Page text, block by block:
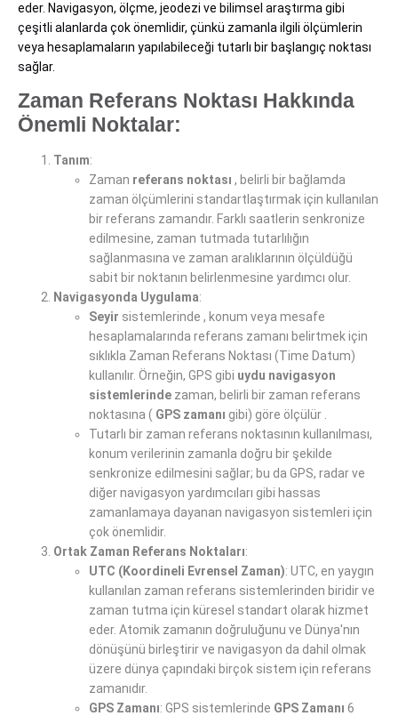
eder. Navigasyon, ölçme, jeodezi ve bilimsel araştırma gibi
çeşitli alanlarda çok önemlidir, çünkü zamanla ilgili ölçümlerin
veya hesaplamaların yapılabileceği tutarlı bir başlangıç ​​noktası
sağlar.
Zaman Referans Noktası Hakkında
Önemli Noktalar:
Tanım:
Zaman referans noktası , belirli bir bağlamda
zaman ölçümlerini standartlaştırmak için kullanılan
bir referans zamandır. Farklı saatlerin senkronize
edilmesine, zaman tutmada tutarlılığın
sağlanmasına ve zaman aralıklarının ölçüldüğü
sabit bir noktanın belirlenmesine yardımcı olur.
Navigasyonda Uygulama:
Seyir sistemlerinde , konum veya mesafe
hesaplamalarında referans zamanı belirtmek için
sıklıkla Zaman Referans Noktası (Time Datum)
kullanılır. Örneğin, GPS gibi uydu navigasyon
sistemlerinde zaman, belirli bir zaman referans
noktasına ( GPS zamanı gibi) göre ölçülür .
Tutarlı bir zaman referans noktasının kullanılması,
konum verilerinin zamanla doğru bir şekilde
senkronize edilmesini sağlar; bu da GPS, radar ve
diğer navigasyon yardımcıları gibi hassas
zamanlamaya dayanan navigasyon sistemleri için
çok önemlidir.
Ortak Zaman Referans Noktaları:
UTC (Koordineli Evrensel Zaman): UTC, en yaygın
kullanılan zaman referans sistemlerinden biridir ve
zaman tutma için küresel standart olarak hizmet
eder. Atomik zamanın doğruluğunu ve Dünya'nın
dönüşünü birleştirir ve navigasyon da dahil olmak
üzere dünya çapındaki birçok sistem için referans
zamanıdır.
GPS Zamanı: GPS sistemlerinde GPS Zamanı 6